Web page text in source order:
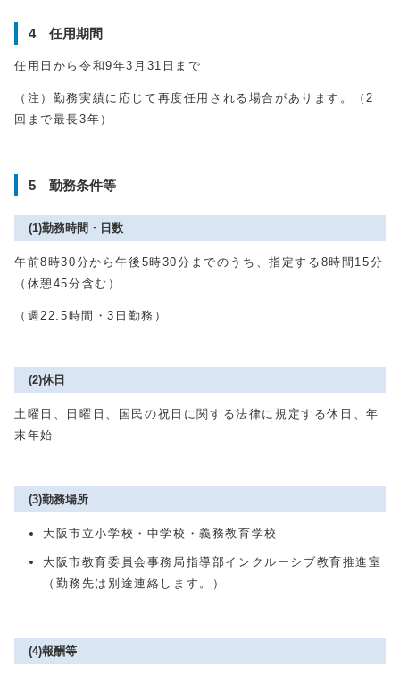
4 任用期間
任用日から令和9年3月 31 日まで
（注）勤務実績に応じて再度任用される場合があります。（2
回まで最長3年）
5 勤務条件等
(1)勤務時間・日数
午前8時30分から午後5時30分までのうち、指定する8時間 15分
（休憩 45分含む）
（週22.5 時間・3日勤務）
(2)休日
土曜日、日曜日、国民の祝日に関する法律に規定する休日、年
末年始
(3)勤務場所
大阪市立小学校・中学校・義務教育学校
大阪市教育委員会事務局指導部インクルーシブ教育推進室
（勤務先は別途連絡します。）
(4)報酬等